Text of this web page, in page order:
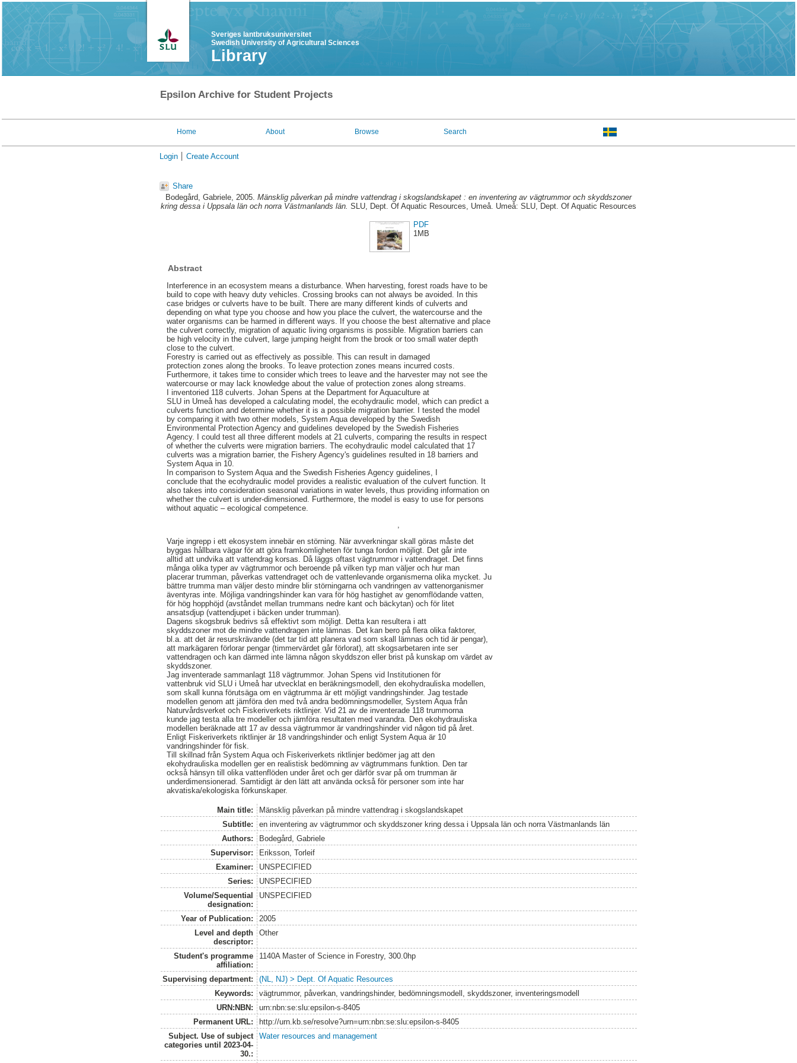
Sveriges lantbruksuniversitet
Swedish University of Agricultural Sciences
Library
Epsilon Archive for Student Projects
Home About Browse Search
Login Create Account
Share
Bodegård, Gabriele, 2005. Mänsklig påverkan på mindre vattendrag i skogslandskapet : en inventering av vägtrummor och skyddszoner
kring dessa i Uppsala län och norra Västmanlands län. SLU, Dept. Of Aquatic Resources, Umeå. Umeå: SLU, Dept. Of Aquatic Resources
PDF
1MB
Abstract
Interference in an ecosystem means a disturbance. When harvesting, forest roads have to be
build to cope with heavy duty vehicles. Crossing brooks can not always be avoided. In this
case bridges or culverts have to be built. There are many different kinds of culverts and
depending on what type you choose and how you place the culvert, the watercourse and the
water organisms can be harmed in different ways. If you choose the best alternative and place
the culvert correctly, migration of aquatic living organisms is possible. Migration barriers can
be high velocity in the culvert, large jumping height from the brook or too small water depth
close to the culvert.
Forestry is carried out as effectively as possible. This can result in damaged
protection zones along the brooks. To leave protection zones means incurred costs.
Furthermore, it takes time to consider which trees to leave and the harvester may not see the
watercourse or may lack knowledge about the value of protection zones along streams.
I inventoried 118 culverts. Johan Spens at the Department for Aquaculture at
SLU in Umeå has developed a calculating model, the ecohydraulic model, which can predict a
culverts function and determine whether it is a possible migration barrier. I tested the model
by comparing it with two other models, System Aqua developed by the Swedish
Environmental Protection Agency and guidelines developed by the Swedish Fisheries
Agency. I could test all three different models at 21 culverts, comparing the results in respect
of whether the culverts were migration barriers. The ecohydraulic model calculated that 17
culverts was a migration barrier, the Fishery Agency's guidelines resulted in 18 barriers and
System Aqua in 10.
In comparison to System Aqua and the Swedish Fisheries Agency guidelines, I
conclude that the ecohydraulic model provides a realistic evaluation of the culvert function. It
also takes into consideration seasonal variations in water levels, thus providing information on
whether the culvert is under-dimensioned. Furthermore, the model is easy to use for persons
without aquatic – ecological competence.
Varje ingrepp i ett ekosystem innebär en störning. När avverkningar skall göras måste det
byggas hållbara vägar för att göra framkomligheten för tunga fordon möjligt. Det går inte
alltid att undvika att vattendrag korsas. Då läggs oftast vägtrummor i vattendraget. Det finns
många olika typer av vägtrummor och beroende på vilken typ man väljer och hur man
placerar trumman, påverkas vattendraget och de vattenlevande organismerna olika mycket. Ju
bättre trumma man väljer desto mindre blir störningarna och vandringen av vattenorganismer
äventyras inte. Möjliga vandringshinder kan vara för hög hastighet av genomflödande vatten,
för hög hopphöjd (avståndet mellan trummans nedre kant och bäckytan) och för litet
ansatsdjup (vattendjupet i bäcken under trumman).
Dagens skogsbruk bedrivs så effektivt som möjligt. Detta kan resultera i att
skyddszoner mot de mindre vattendragen inte lämnas. Det kan bero på flera olika faktorer,
bl.a. att det är resurskrävande (det tar tid att planera vad som skall lämnas och tid är pengar),
att markägaren förlorar pengar (timmervärdet går förlorat), att skogsarbetaren inte ser
vattendragen och kan därmed inte lämna någon skyddszon eller brist på kunskap om värdet av
skyddszoner.
Jag inventerade sammanlagt 118 vägtrummor. Johan Spens vid Institutionen för
vattenbruk vid SLU i Umeå har utvecklat en beräkningsmodell, den ekohydrauliska modellen,
som skall kunna förutsäga om en vägtrumma är ett möjligt vandringshinder. Jag testade
modellen genom att jämföra den med två andra bedömningsmodeller, System Aqua från
Naturvårdsverket och Fiskeriverkets riktlinjer. Vid 21 av de inventerade 118 trummorna
kunde jag testa alla tre modeller och jämföra resultaten med varandra. Den ekohydrauliska
modellen beräknade att 17 av dessa vägtrummor är vandringshinder vid någon tid på året.
Enligt Fiskeriverkets riktlinjer är 18 vandringshinder och enligt System Aqua är 10
vandringshinder för fisk.
Till skillnad från System Aqua och Fiskeriverkets riktlinjer bedömer jag att den
ekohydrauliska modellen ger en realistisk bedömning av vägtrummans funktion. Den tar
också hänsyn till olika vattenflöden under året och ger därför svar på om trumman är
underdimensionerad. Samtidigt är den lätt att använda också för personer som inte har
akvatiska/ekologiska förkunskaper.
Main title:
Mänsklig påverkan på mindre vattendrag i skogslandskapet
Subtitle:
en inventering av vägtrummor och skyddszoner kring dessa i Uppsala län och norra Västmanlands län
Authors:
Bodegård, Gabriele
Supervisor:
Eriksson, Torleif
Examiner:
UNSPECIFIED
Series:
UNSPECIFIED
Volume/Sequential
designation:
UNSPECIFIED
Year of Publication:
2005
Level and depth
descriptor:
Other
Student's programme
affiliation:
1140A Master of Science in Forestry, 300.0hp
Supervising department:
(NL, NJ) > Dept. Of Aquatic Resources
Keywords:
vägtrummor, påverkan, vandringshinder, bedömningsmodell, skyddszoner, inventeringsmodell
URN:NBN:
urn:nbn:se:slu:epsilon-s-8405
Permanent URL:
http://urn.kb.se/resolve?urn=urn:nbn:se:slu:epsilon-s-8405
Subject. Use of subject
categories until 2023-04-
30.:
Water resources and management